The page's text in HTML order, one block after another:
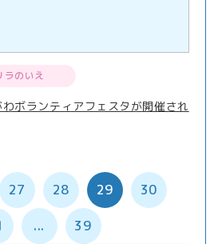
ラのいえ
ボランティアフェスタが開催され
27 28 29 30
... 39